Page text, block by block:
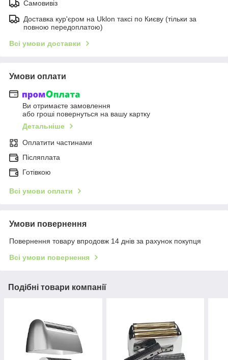
Самовивіз
Доставка кур'єром на Uklon таксі по Києву (тільки за
повною передоплатою)
Всі умови доставки
Умови оплати
Ви отримаєте замовлення
або гроші повернуться на вашу картку
Детальніше
Оплатити частинами
Післяплата
Готівкою
Всі умови оплати
Умови повернення
Повернення товару впродовж 14 днів за рахунок покупця
Всі умови повернення
Подібні товари компанії